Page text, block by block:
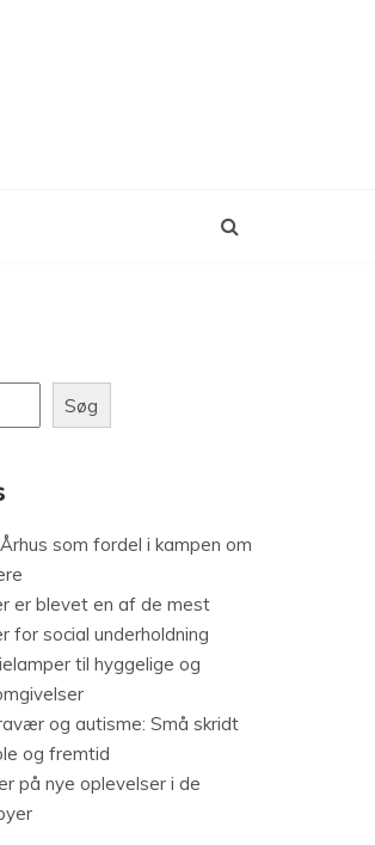
Søg
som fordel i kampen om
er blevet en af de mest
for social underholdning
til hyggelige og
og autisme: Små skridt
og fremtid
på nye oplevelser i de